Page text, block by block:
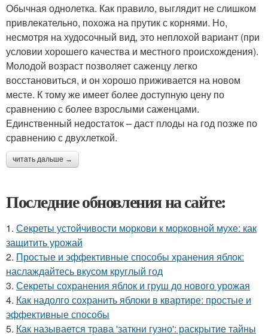
Обычная однолетка. Как правило, выглядит не слишком
привлекательно, похожа на прутик с корнями. Но,
несмотря на худосочный вид, это неплохой вариант (при
условии хорошего качества и местного происхождения).
Молодой возраст позволяет саженцу легко
восстановиться, и он хорошо приживается на новом
месте. К тому же имеет более доступную цену по
сравнению с более взрослыми саженцами.
Единственный недостаток – даст плоды на год позже по
сравнению с двухлеткой.
читать дальше →
Последние обновления на сайте:
1. Секреты устойчивости моркови к морковной мухе: как
защитить урожай
2. Простые и эффективные способы хранения яблок:
наслаждайтесь вкусом круглый год
3. Секреты сохранения яблок и груш до нового урожая
4. Как надолго сохранить яблоки в квартире: простые и
эффективные способы
5. Как называется трава 'заткни гузно': раскрытие тайны